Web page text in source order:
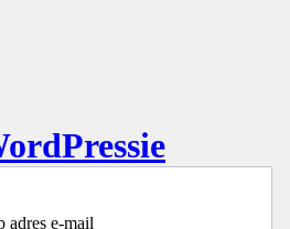
adres e-mail